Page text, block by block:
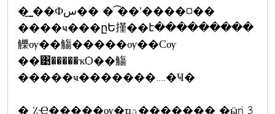
�͢ͺ��Фس�� � �͡�ʹ����¤��
����ҹ���ըԵ㨷��է���������
觻ѹ��觴�����ѹ��Сѹ
��͹�����ҡѺ��觴
�����ҹ�������....�Ҹ�